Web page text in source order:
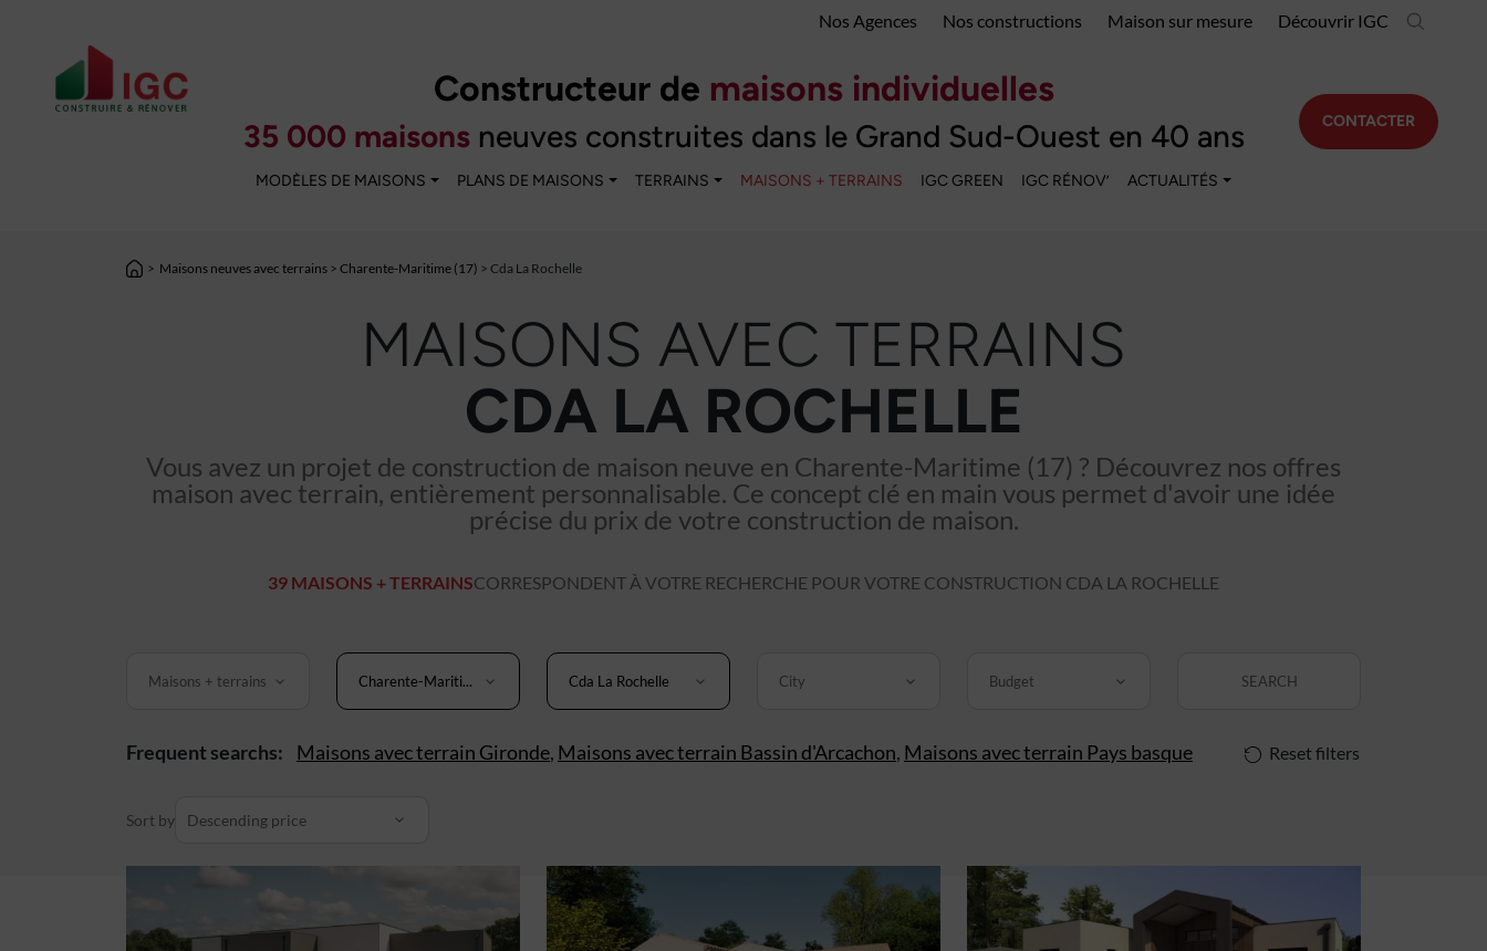
Nos Agences Nos constructions Maison sur mesure Découvrir IGC
Constructeur de maisons individuelles
35 000 maisonsneuves construites dans le Grand Sud-Ouest en 40 ans
MODÈLES DE MAISONS PLANS DE MAISONS TERRAINS MAISONS + TERRAINS IGC GREEN IGC RÉNOV’ ACTUALITÉS
CONTACTER
> Maisons neuves avec terrains > Charente-Maritime (17) > Cda La Rochelle
MAISONS AVEC TERRAINS
CDA LA ROCHELLE
Vous avez un projet de construction de maison neuve en Charente-Maritime (17) ? Découvrez nos offres
maison avec terrain, entièrement personnalisable. Ce concept clé en main vous permet d'avoir une idée
précise du prix de votre construction de maison.
39 MAISONS + TERRAINSCORRESPONDENT À VOTRE RECHERCHE POUR VOTRE CONSTRUCTION CDA LA ROCHELLE
Maisons + terrains Charente-Mariti... Cda La Rochelle City Budget SEARCH
Frequent searchs: Maisons avec terrain Gironde, Maisons avec terrain Bassin d'Arcachon, Maisons avec terrain Pays basque Reset filters
Sort by Descending price